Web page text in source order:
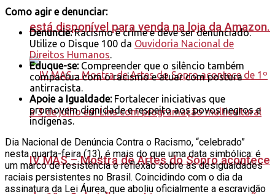
está disponível para venda na loja da Amazon.
IV MAS – Mostra de Artes do Sopro acontece
Como agir e denunciar:
Denuncie:Racismo é crime e deve ser denunciado.
Utilize o Disque 100 da Ouvidoria Nacional de
Direitos Humanos.
Eduque-se:Compreender que o silêncio também
compactua com o racismo e atuar com postura
antirracista.
Apoie a Igualdade:Fortalecer iniciativas que
promovem dignidade e respeito aos povos negros e
indígenas.
Dia Nacional de Denúncia Contra o Racismo, “celebrado”
nesta quarta-feira (13), é mais do que uma data simbólica: é
um marco de resistência e reflexão sobre as desigualdades
raciais persistentes no Brasil. Coincidindo com o dia da
assinatura da Lei Áurea, que aboliu oficialmente a escravidão